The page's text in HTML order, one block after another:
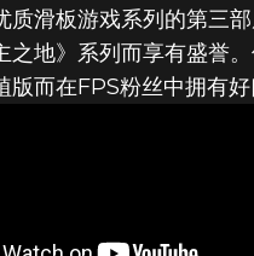
质滑板游戏系列的第三
之地》系列而享有盛誉
版而在FPS粉丝中拥有好